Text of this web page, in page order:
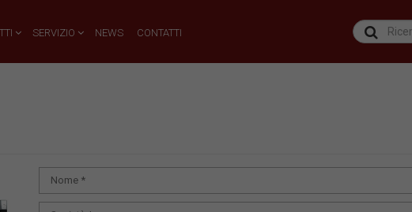
SERVIZIO NEWS CONTATTI